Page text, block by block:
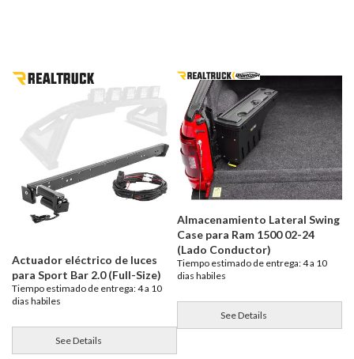
Actuador eléctrico de luces
para Sport Bar 2.0 (Full-Size)
Tiempo estimado de entrega: 4 a 10
dias habiles
See Details
Almacenamiento Lateral Swing
Case para Ram 1500 02-24
(Lado Conductor)
Tiempo estimado de entrega: 4 a 10
dias habiles
See Details